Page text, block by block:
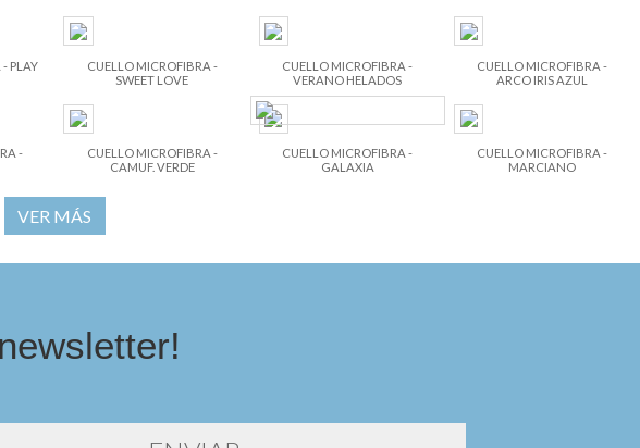
PLAY
CUELLO MICROFIBRA -
SWEET LOVE
CUELLO MICROFIBRA -
VERANO HELADOS
CUELLO MICROFIBRA -
ARCO IRIS AZUL
-
CUELLO MICROFIBRA -
CAMUF. VERDE
CUELLO MICROFIBRA -
GALAXIA
CUELLO MICROFIBRA -
MARCIANO
VER MÁS